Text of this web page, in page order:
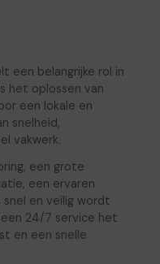
een belangrijke rol in
het oplossen van
een lokale en
snelheid,
vakwerk.
een grote
een ervaren
en veilig wordt
24/7 service het
en een snelle